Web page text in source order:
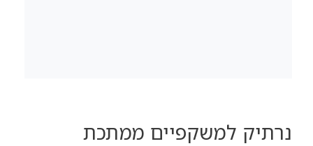
נרתיק למשקפיים ממתכת